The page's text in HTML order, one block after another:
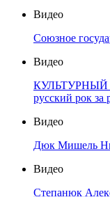
Видео
Союзное
Видео
КУЛЬТУРНЫЙ
русский рок за
Видео
Дюк Мишель
Видео
Степанюк